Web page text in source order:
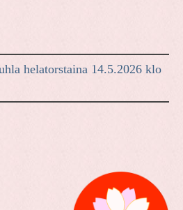
helatorstaina 14.5.2026 klo